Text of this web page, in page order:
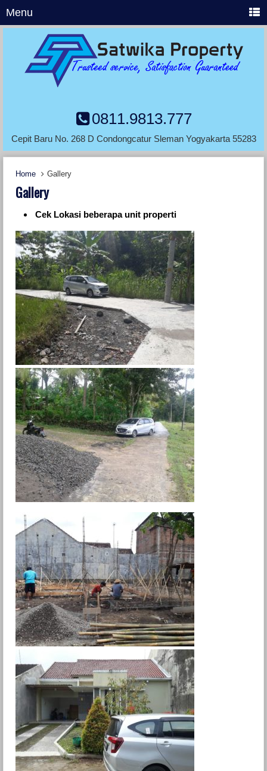
Menu
0811.9813.777
Cepit Baru No. 268 D Condongcatur Sleman Yogyakarta 55283
Home Gallery
Gallery
Cek Lokasi beberapa unit properti